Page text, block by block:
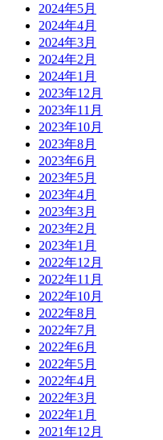
2024年5月
2024年4月
2024年3月
2024年2月
2024年1月
2023年12月
2023年11月
2023年10月
2023年8月
2023年6月
2023年5月
2023年4月
2023年3月
2023年2月
2023年1月
2022年12月
2022年11月
2022年10月
2022年8月
2022年7月
2022年6月
2022年5月
2022年4月
2022年3月
2022年1月
2021年12月